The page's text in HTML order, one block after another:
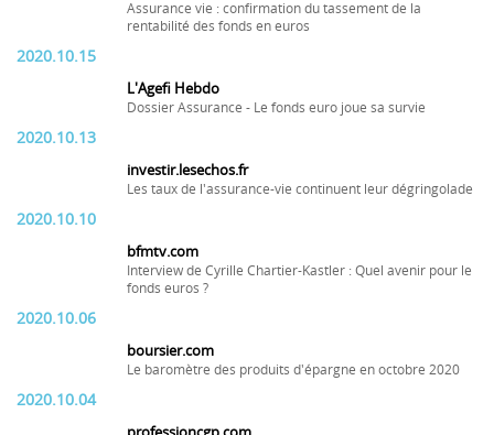
Assurance vie : confirmation du tassement de la
rentabilité des fonds en euros
2020.10.15
L'Agefi Hebdo
Dossier Assurance - Le fonds euro joue sa survie
2020.10.13
investir.lesechos.fr
Les taux de l'assurance-vie continuent leur dégringolade
2020.10.10
bfmtv.com
Interview de Cyrille Chartier-Kastler : Quel avenir pour le
fonds euros ?
2020.10.06
boursier.com
Le baromètre des produits d'épargne en octobre 2020
2020.10.04